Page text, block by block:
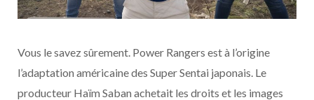
Vous le savez sûrement. Power Rangers est à l’origine
l’adaptation américaine des Super Sentai japonais. Le
producteur Haïm Saban achetait les droits et les images